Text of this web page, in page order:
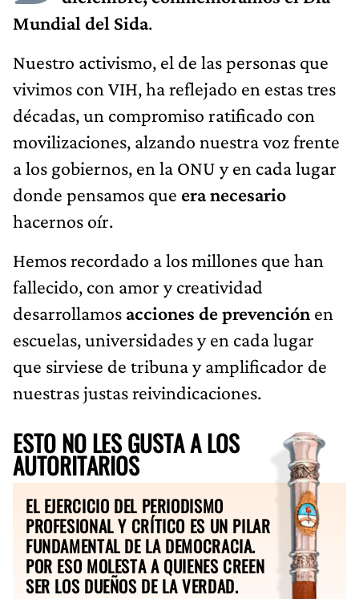
Mundial del Sida.
Nuestro activismo, el de las personas que
vivimos con VIH, ha reflejado en estas tres
décadas, un compromiso ratificado con
movilizaciones, alzando nuestra voz frente
a los gobiernos, en la ONU y en cada lugar
donde pensamos que era necesario
hacernos oír.
Hemos recordado a los millones que han
fallecido, con amor y creatividad
desarrollamos acciones de prevención en
escuelas, universidades y en cada lugar
que sirviese de tribuna y amplificador de
nuestras justas reivindicaciones.
ESTO NO LES GUSTA A LOS
AUTORITARIOS
EL EJERCICIO DEL PERIODISMO
PROFESIONAL Y CRÍTICO ES UN PILAR
FUNDAMENTAL DE LA DEMOCRACIA.
POR ESO MOLESTA A QUIENES CREEN
SER LOS DUEÑOS DE LA VERDAD.